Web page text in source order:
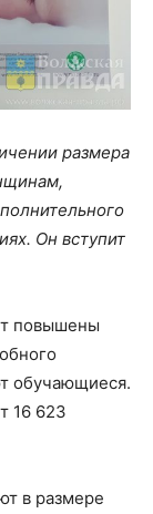
размера
Он вступит
повышены
обучающиеся.
16 623
в размере